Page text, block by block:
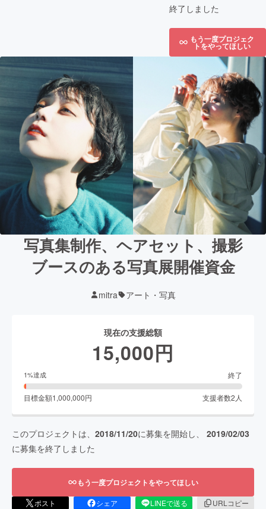
終了しました
もう一度プロジェク
トをやってほしい
写真集制作、ヘアセット、撮影
ブースのある写真展開催資金
mitra アート・写真
現在の支援総額
15,000円
1%達成 終了
目標金額1,000,000円 支援者数2 人
このプロジェクトは、 2018/11/20に募集を開始し、 2019/02/03
に募集を終了しました
もう一度プロジェクトをやってほしい
ポスト シェア LINEで送る
URLコピー